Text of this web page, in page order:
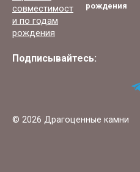
рождения
Подписывайтесь:
© 2026 Драгоценные камни